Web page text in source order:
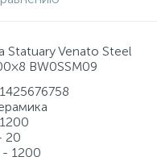
Venato Steel
BW0SSM09
20
1200